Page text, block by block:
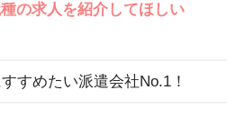
の求人を紹介してほしい
すめたい派遣会社No.1！